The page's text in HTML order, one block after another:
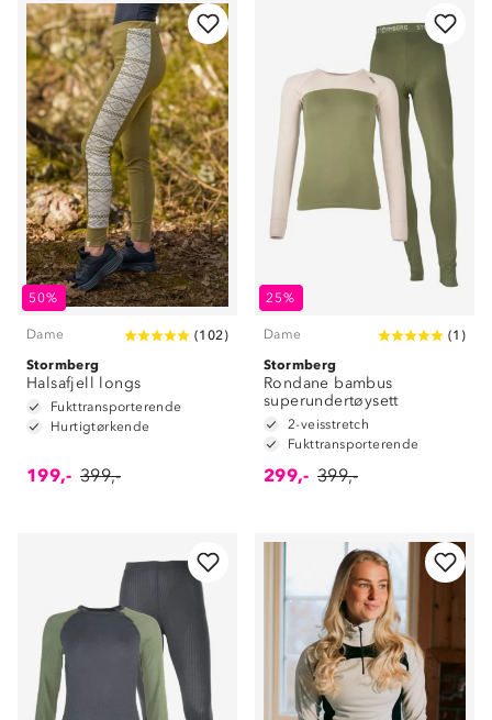
50%
Dame (102)
Stormberg
Halsafjell longs
Fukttransporterende
Hurtigtørkende
199,- 399,-
25%
Dame (1 )
Stormberg
Rondane bambus
superundertøysett
2-veisstretch
Fukttransporterende
299,- 399,-